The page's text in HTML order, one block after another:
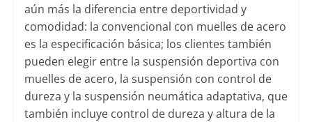
aún más la diferencia entre deportividad y
comodidad: la convencional con muelles de acero
es la especificación básica; los clientes también
pueden elegir entre la suspensión deportiva con
muelles de acero, la suspensión con control de
dureza y la suspensión neumática adaptativa, que
también incluye control de dureza y altura de la